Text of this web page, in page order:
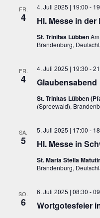
FR.
4 Hl. Messe in
4. Juli 2025 | 19:00 -
St. Trinitas Lübben
Brandenburg,
FR.
4 Glaubensabend
4. Juli 2025 | 19:30 -
St. Trinitas Lübben
(Spreewald),
SA.
5 Hl. Messe in
5. Juli 2025 | 17:00 -
St. Maria Stella
Brandenburg,
SO.
6 Wortgotesfeier
6. Juli 2025 | 08:30 -